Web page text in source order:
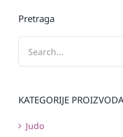
Pretraga
KATEGORIJE
Judo